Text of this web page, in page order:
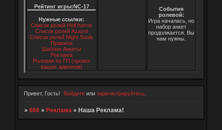
Рейтинг игры:NC-17
Нужные ссылки:
Список ролей Hell horror
Список ролей Azazel
Список ролей Night Souls
Правила
Шаблон Анкеты
Реклама
Ролевая по ГП (проект
ваших админов)
События
ролевой:
Игра началась, но
набор анкет
продолжается. Вы
нам нужны.
Привет, Гость! Войдите илизарегистрируйтесь
» 666 » Реклама » Наша Реклама!